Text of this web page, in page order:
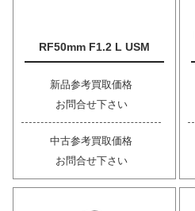
RF50mm F1.2 L USM
新品参考買取価格
お問合せ下さい
中古参考買取価格
お問合せ下さい